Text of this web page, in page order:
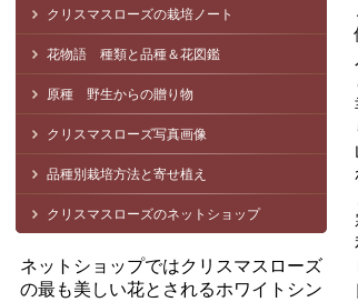
クリスマスローズの栽培ノート
花物語 種類と品種＆花図鑑
原種 野生からの贈り物
クリスマスローズ写真画像
品種別栽培方法と寄せ植え
クリスマスローズのネットショップ
ネットショップではクリスマスローズ
の最も美しい花とされるホワイトシン